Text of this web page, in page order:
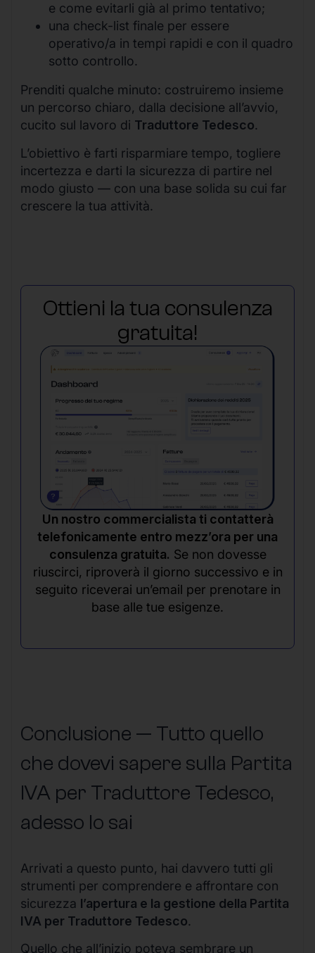
e come evitarli già al primo tentativo;
una check-list finale per essere
operativo/a in tempi rapidi e con il quadro
sotto controllo.
Prenditi qualche minuto: costruiremo insieme
un percorso chiaro, dalla decisione all’avvio,
cucito sul lavoro di Traduttore Tedesco.
L’obiettivo è farti risparmiare tempo, togliere
incertezza e darti la sicurezza di partire nel
modo giusto — con una base solida su cui far
crescere la tua attività.
Ottieni la tua consulenza
gratuita!
Un nostro commercialista ti contatterà
telefonicamente entro mezz’ora per una
consulenza gratuita. Se non dovesse
riuscirci, riproverà il giorno successivo e in
seguito riceverai un’email per prenotare in
base alle tue esigenze.
Conclusione — Tutto quello
che dovevi sapere sulla Partita
IVA per Traduttore Tedesco,
adesso lo sai
Arrivati a questo punto, hai davvero tutti gli
strumenti per comprendere e affrontare con
sicurezza l’apertura e la gestione della Partita
IVA per Traduttore Tedesco.
Quello che all’inizio poteva sembrare un